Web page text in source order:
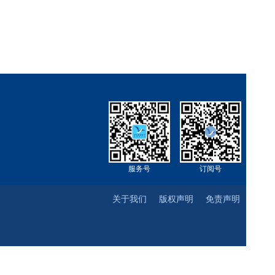
订阅号
服务号
免责声明
版权声明
关于我们